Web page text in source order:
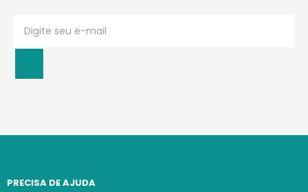
PRECISA DE AJUDA